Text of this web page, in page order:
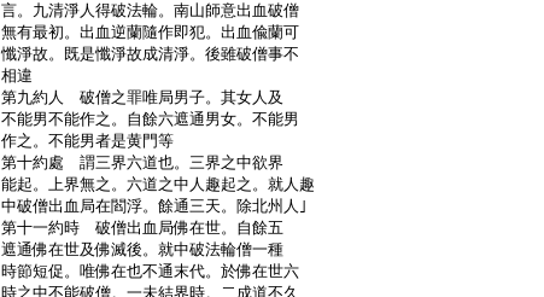
言。九清淨人得破法輪。南山師意出血破僧
無有最初。出血逆蘭隨作即犯。出血偸蘭可
懺淨故。既是懺淨故成清淨。後雖破僧事不
相違
第九約人 破僧之罪唯局男子。其女人及
不能男不能作之。自餘六遮通男女。不能男
作之。不能男者是黄門等
第十約處 謂三界六道也。三界之中欲界
能起。上界無之。六道之中人趣起之。就人趣
中破僧出血局在閻浮。餘通三天。除北州人｣
第十一約時 破僧出血局佛在世。自餘五
遮通佛在世及佛滅後。就中破法輪僧一種
時節短促。唯佛在也不通末代。於佛在世六
時之中不能破僧。一未結界時。二成道不久